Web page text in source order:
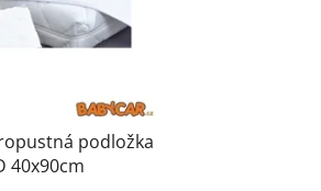
podložka
40x90cm